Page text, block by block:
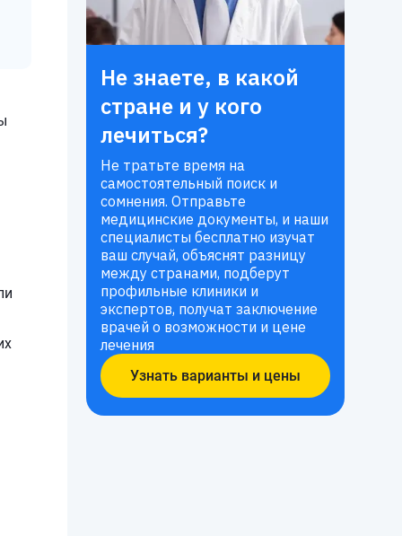
Не знаете, в какой
стране и у кого
лечиться?
Не тратьте время на
самостоятельный поиск и
сомнения. Отправьте
медицинские документы, и наши
специалисты бесплатно изучат
ваш случай, объяснят разницу
между странами, подберут
профильные клиники и
экспертов, получат заключение
врачей о возможности и цене
лечения
Узнать варианты и цены